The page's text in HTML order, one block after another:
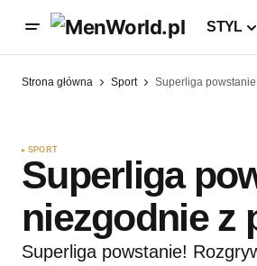
STYL
Strona główna Sport Superliga
SPORT
Superliga
niezgodnie z
Superliga powstanie!